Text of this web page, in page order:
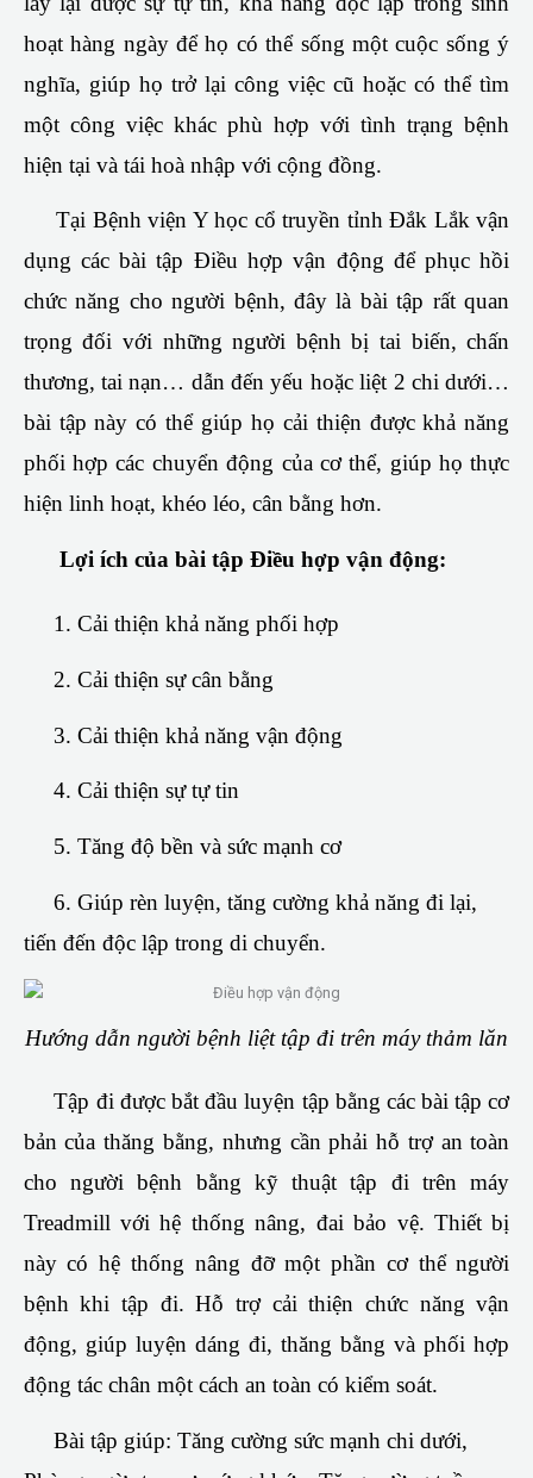
hoạt hàng ngày để họ có thể sống một cuộc sống ý
nghĩa, giúp họ trở lại công việc cũ hoặc có thể tìm
một công việc khác phù hợp với tình trạng bệnh
hiện tại và tái hoà nhập với cộng đồng.
Tại Bệnh viện Y học cổ truyền tỉnh Đắk Lắk vận
dụng các bài tập Điều hợp vận động để phục hồi
chức năng cho người bệnh, đây là bài tập rất quan
trọng đối với những người bệnh bị tai biến, chấn
thương, tai nạn… dẫn đến yếu hoặc liệt 2 chi dưới…
bài tập này có thể giúp họ cải thiện được khả năng
phối hợp các chuyển động của cơ thể, giúp họ thực
hiện linh hoạt, khéo léo, cân bằng hơn.
Lợi ích của bài tập Điều hợp vận động:
1. Cải thiện khả năng phối hợp
2. Cải thiện sự cân bằng
3. Cải thiện khả năng vận động
4. Cải thiện sự tự tin
5. Tăng độ bền và sức mạnh cơ
6. Giúp rèn luyện, tăng cường khả năng đi lại,
tiến đến độc lập trong di chuyển.
Hướng dẫn người bệnh liệt tập đi trên máy thảm lăn
Tập đi được bắt đầu luyện tập bằng các bài tập cơ
bản của thăng bằng, nhưng cần phải hỗ trợ an toàn
cho người bệnh bằng kỹ thuật tập đi trên máy
Treadmill với hệ thống nâng, đai bảo vệ. Thiết bị
này có hệ thống nâng đỡ một phần cơ thể người
bệnh khi tập đi.Hỗ trợ cải thiện chức năng vận
động, giúp luyện dáng đi, thăng bằng và phối hợp
động tác chân một cách an toàn có kiểm soát.
Bài tập giúp: Tăng cường sức mạnh chi dưới,